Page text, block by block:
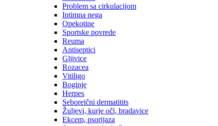
Problem sa cirkulacijom
Intimna nega
Opekotine
Sportske povrede
Reuma
Antiseptici
Gljivice
Rozacea
Vitiligo
Boginje
Herpes
Seboreični dermatitits
Žuljevi, kurje oči, bradavice
Ekcem, psorijaza